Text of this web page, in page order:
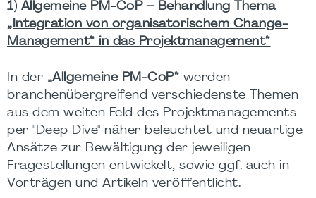
1) Allgemeine PM-CoP – Behandlung Thema
„Integration von organisatorischem Change-
Management“ in das Projektmanagement“
In der „Allgemeine PM-CoP“ werden
branchenübergreifend verschiedenste Themen
aus dem weiten Feld des Projektmanagements
per "Deep Dive" näher beleuchtet und neuartige
Ansätze zur Bewältigung der jeweiligen
Fragestellungen entwickelt, sowie ggf. auch in
Vorträgen und Artikeln veröffentlicht.